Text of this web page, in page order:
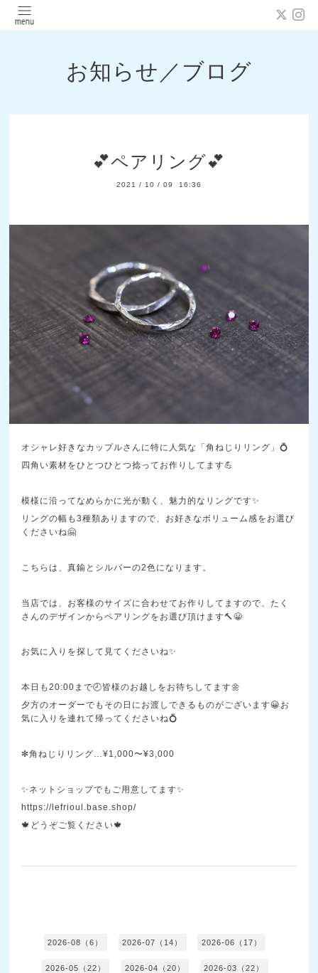
お知らせ／ブログ
💕ペアリング💕
2021 / 10 / 09 16:36
オシャレ好きなカップルさんに特に人気な「角ねじりリング」💍
四角い素材をひとつひとつ捻ってお作りしてます💪
模様に沿ってなめらかに光が動く、魅力的なリングです✨
リングの幅も3種類ありますので、お好きなボリューム感をお選び
くださいね🤗
こちらは、真鍮とシルバーの2色になります。
当店では、お客様のサイズに合わせてお作りしてますので、たく
さんのデザインからペアリングをお選び頂けます🔨😀
お気に入りを探して見てくださいね✨
本日も20:00まで🕗皆様のお越しをお待ちしてます🌼
夕方のオーダーでもその日にお渡しできるものがございます😀お
気に入りを連れて帰ってくださいね💍
✻角ねじりリング…¥1,000〜¥3,000
✨ネットショップでもご用意してます✨
https://lefrioul.base.shop/
🍁どうぞご覧ください🍁
2026-08（6） 2026-07（14） 2026-06（17）
2026-05（22） 2026-04（20） 2026-03（22）